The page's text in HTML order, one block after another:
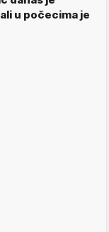
u počecima je